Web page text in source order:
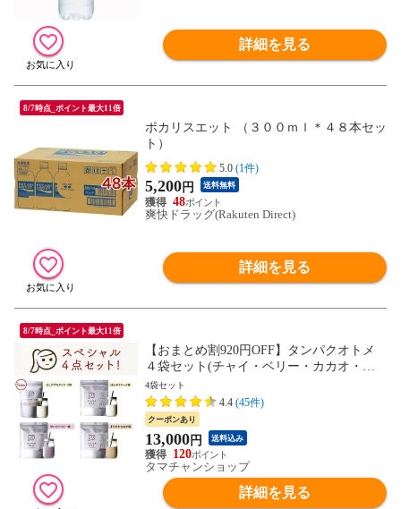
詳細を見る
8/7時点_ポイント最大11倍
ポカリスエット （３００ｍｌ＊４８本セッ
ト）
5.0 (1件)
5,200円 送料無料
48
爽快ドラッグ(Rakuten Direct)
詳細を見る
8/7時点_ポイント最大11倍
【おまとめ割920円OFF】タンパクオトメ
４袋セット(チャイ・ベリー・カカオ・ピ
ュア各１個) 美容専門プロテイン ホエイプ
ロテインと大豆ソイプロテインをＷ配合。
※ピュアプロテインはたんぱく質100％タ
イプ。※１セット以上でシェイカー1個プ
レゼント【送料無料】【宅配便】
4袋セット
4.4 (45件)
クーポンあり
13,000円 送料込み
120
タマチャンショップ
詳細を見る